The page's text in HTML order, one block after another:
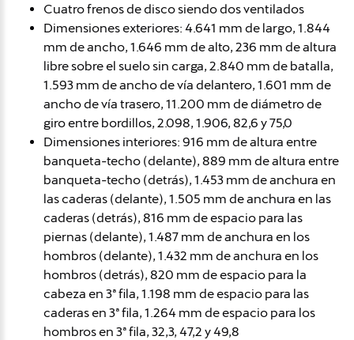
Cuatro frenos de disco siendo dos ventilados
Dimensiones exteriores: 4.641 mm de largo, 1.844
mm de ancho, 1.646 mm de alto, 236 mm de altura
libre sobre el suelo sin carga, 2.840 mm de batalla,
1.593 mm de ancho de vía delantero, 1.601 mm de
ancho de vía trasero, 11.200 mm de diámetro de
giro entre bordillos, 2.098, 1.906, 82,6 y 75,0
Dimensiones interiores: 916 mm de altura entre
banqueta-techo (delante), 889 mm de altura entre
banqueta-techo (detrás), 1.453 mm de anchura en
las caderas (delante), 1.505 mm de anchura en las
caderas (detrás), 816 mm de espacio para las
piernas (delante), 1.487 mm de anchura en los
hombros (delante), 1.432 mm de anchura en los
hombros (detrás), 820 mm de espacio para la
cabeza en 3ª fila, 1.198 mm de espacio para las
caderas en 3ª fila, 1.264 mm de espacio para los
hombros en 3ª fila, 32,3, 47,2 y 49,8